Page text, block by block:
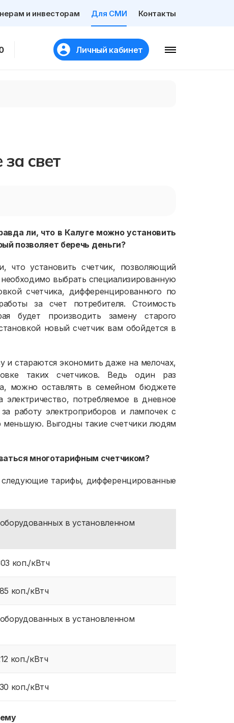
и инвесторам Для СМИ Контакты
Личный кабинет
свет
ли, что в Калуге можно установить
позволяет беречь деньги?
что установить счетчик, позволяющий
выбрать специализированную
счетчика, дифференцированного по
за счет потребителя. Стоимость
будет производить замену старого
новый счетчик вам обойдется в
и стараются экономить даже на мелочах,
таких счетчиков. Ведь один раз
можно оставлять в семейном бюджете
потребляемое в дневное
работу электроприборов и лампочек с
меньшую. Выгодны такие счетчики людям
многотарифным счетчиком?
тарифы, дифференцированные
в установленном
коп./кВтч
коп./кВтч
в установленном
коп./кВтч
коп./кВтч